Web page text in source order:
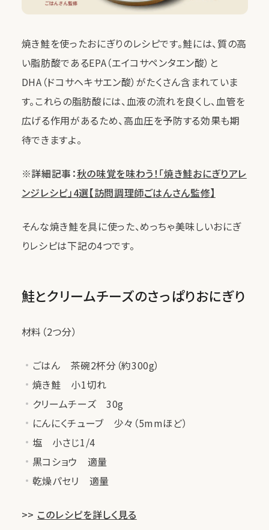
焼き鮭を使ったおにぎりのレシピです。鮭には、質の高
い脂肪酸であるEPA（エイコサペンタエン酸）と
DHA（ドコサヘキサエン酸）がたくさん含まれていま
す。これらの脂肪酸には、血液の流れを良くし、血管を
広げる作用があるため、高血圧を予防する効果も期
待できますよ。
※詳細記事：秋の味覚を味わう！「焼き鮭おにぎりアレ
ンジレシピ」4選【訪問調理師ごはんさん監修】
そんな焼き鮭を具に使った、めっちゃ美味しいおにぎ
りレシピは下記の4つです。
鮭とクリームチーズのさっぱりおにぎり
材料（2つ分）
ごはん 茶碗2杯分（約300g）
焼き鮭 小1切れ
クリームチーズ 30g
にんにくチューブ 少々（5mmほど）
塩 小さじ1/4
黒コショウ 適量
乾燥パセリ 適量
>> このレシピを詳しく見る